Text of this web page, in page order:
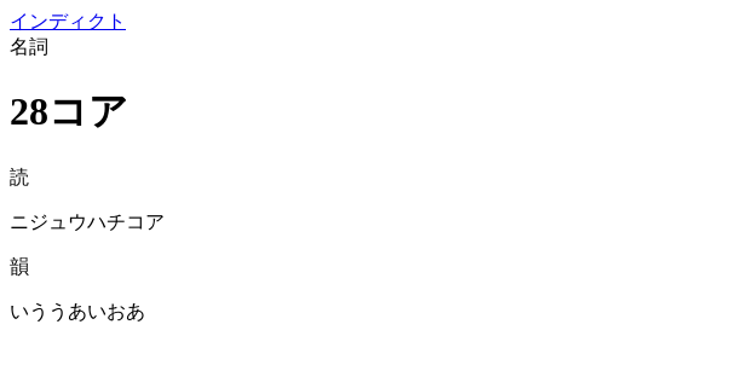
インディクト
名詞
28コア
読
ニジュウハチコア
韻
いううあいおあ